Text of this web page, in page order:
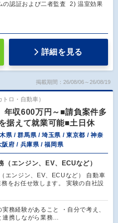
の認証および二者監査 2) 温室効果
詳細を見る
掲載期間：26/08/06～26/08/19
ロ・自動車）
年収600万円～■請負案件多
据えて就業可能■土日休
県 / 群馬県 / 埼玉県 / 東京都 / 神奈
府 / 兵庫県 / 福岡県
（エンジン、EV、ECUなど）
エンジン、EV、ECUなど） 自動車
をお任せ致します。 実験の自社設
実務経験があること ・自分で考え、
連携しながら業務…